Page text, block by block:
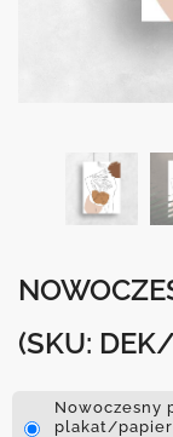
(SKU:
Nowoczesny
plakat/papier